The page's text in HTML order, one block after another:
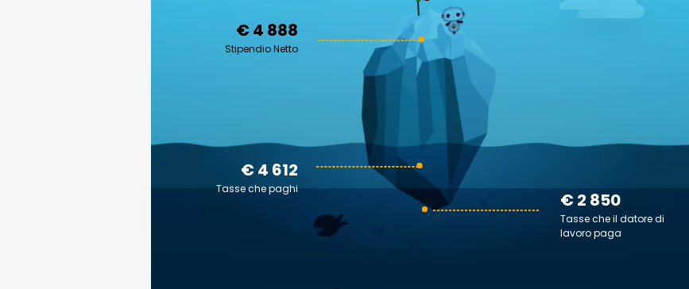
€ 4 888
Stipendio Netto
€ 2 850
Tasse che il datore di
lavoro paga
€ 4 612
Tasse che paghi